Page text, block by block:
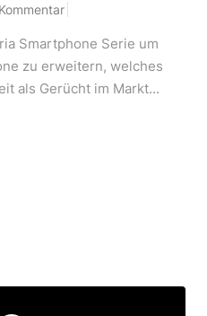
Smartphone Serie um
zu erweitern, welches
als Gerücht im Markt...